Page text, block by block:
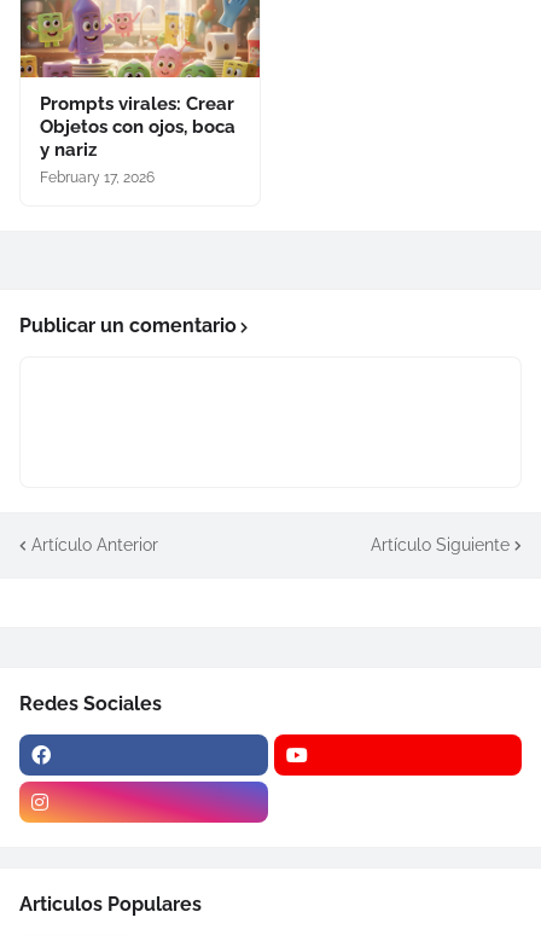
Prompts virales: Crear
Objetos con ojos, boca
y nariz
February 17, 2026
Publicar un comentario
Artículo Anterior Artículo Siguiente
Redes Sociales
Articulos Populares